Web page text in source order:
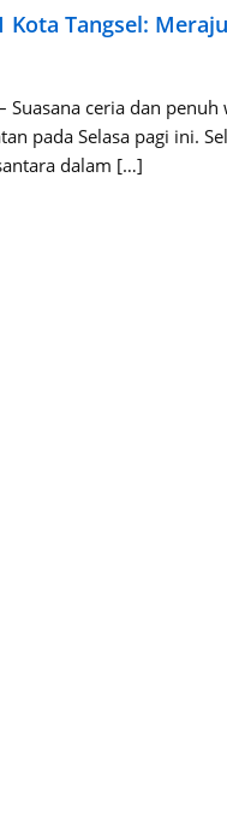
Kota Tangsel:
Suasana ceria dan
pada Selasa pagi ini.
dalam […]